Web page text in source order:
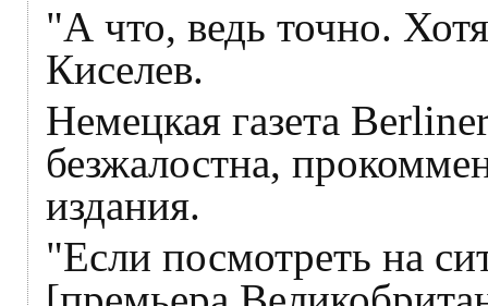
"А что, ведь точно.
Киселев.
Немецкая газета
безжалостна,
издания.
"Если посмотреть на